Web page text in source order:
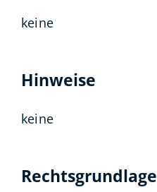
keine
Hinweise
keine
Rechtsgrundlage